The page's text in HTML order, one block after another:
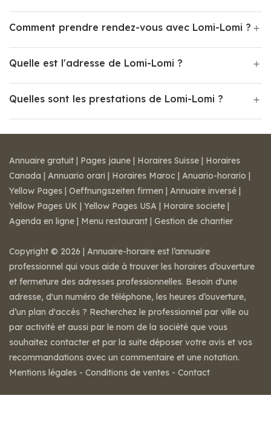
Comment prendre rendez-vous avec Lomi-Lomi ?
Quelle est l'adresse de Lomi-Lomi ?
Quelles sont les prestations de Lomi-Lomi ?
Annuaire gratuit | Pages jaune | Horaires Suisse | Horaires
Canada | Annuario orari | Horaires Maroc | Anuario-horario |
Yellow Pages | Oeffnungszeiten firmen | Annuaire inversé |
Yellow Pages UK | Yellow Pages USA | Horaire societe |
Agenda en ligne | Menu restaurant | Gestion de chantier
Copyright © 2026 | Annuaire-horaire est l’annuaire
professionnel qui vous aide à trouver les horaires d’ouverture
et fermeture des adresses professionnelles. Besoin d'une
adresse, d'un numéro de téléphone, les heures d’ouverture,
d’un plan d'accès ? Recherchez le professionnel par ville ou
par activité et aussi par le nom de la société que vous
souhaitez contacter et par la suite déposer votre avis et vos
recommandations avec un commentaire et une notation.
Mentions légales - Conditions de ventes - Contact